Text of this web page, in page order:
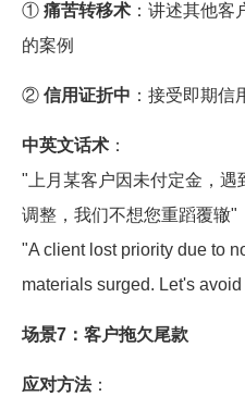
① 痛苦转移术 ：讲述其他
的案例
② 信用证折中 ：接受即期信
中英文话术 ：
"上月某客户因未付定金，遇
调整，我们不想您重蹈覆辙"
"A client lost priority due to
materials surged. Let's
场景7：客户拖欠尾款
应对方法：